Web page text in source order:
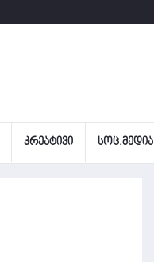
ᲙᲠᲔᲐᲢᲘᲕᲘ ᲡᲝᲪ.ᲛᲔᲓᲘᲐ